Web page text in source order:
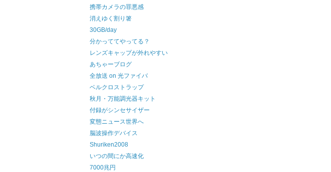
携帯カメラの罪悪感
消えゆく割り箸
30GB/day
分かっててやってる？
レンズキャップが外れやすい
あちゃーブログ
全放送 on 光ファイバ
ベルクロストラップ
秋月・万能調光器キット
付録がシンセサイザー
変態ニュース世界へ
脳波操作デバイス
Shuriken2008
いつの間にか高速化
7000兆円